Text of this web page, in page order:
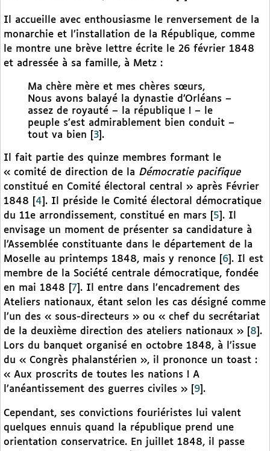
Il accueille avec enthousiasme le renversement de la
monarchie et l’installation de la République, comme
le montre une brève lettre écrite le 26 février 1848
et adressée à sa famille, à Metz :
Ma chère mère et mes chères sœurs,
Nous avons balayé la dynastie d’Orléans –
assez de royauté – la république ! – le
peuple s’est admirablement bien conduit –
tout va bien
3 .
Il fait partie des quinze membres formant le
« comité de direction de la Démocratie pacifique
constitué en Comité électoral central » après Février
1848
4 . Il préside le Comité électoral démocratique
du 11e arrondissement, constitué en mars
5 . Il
envisage un moment de présenter sa candidature à
l’Assemblée constituante dans le département de la
Moselle au printemps 1848, mais y renonce
6 . Il est
membre de la Société centrale démocratique, fondée
en mai 1848
7 . Il entre dans l’encadrement des
Ateliers nationaux, étant selon les cas désigné comme
l’un des « sous-directeurs » ou « chef du secrétariat
de la deuxième direction des ateliers nationaux »
8 .
Lors du banquet organisé en octobre 1848, à l’issue
du « Congrès phalanstérien », il prononce un toast :
« Aux proscrits de toutes les nations ! A
l’anéantissement des guerres civiles »
9 .
Cependant, ses convictions fouriéristes lui valent
quelques ennuis quand la république prend une
orientation conservatrice. En juillet 1848, il passe